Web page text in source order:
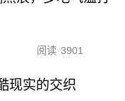
阅读 3901
现实的交织